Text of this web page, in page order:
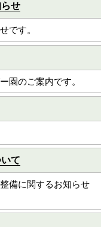
せ
です。
園のご案内です。
て
備に関するお知らせ